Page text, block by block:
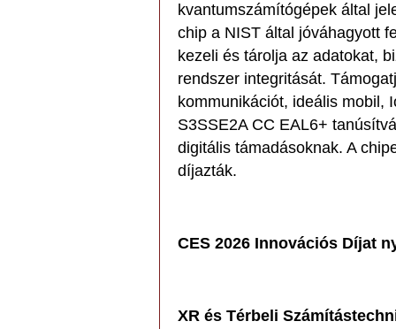
kvantumszámítógépek által
chip a NIST által jóváhagyott
kezeli és tárolja az adatokat,
rendszer integritását.
kommunikációt, ideális mobil,
S3SSE2A CC EAL6+
digitális támadásoknak. A
díjazták.
CES 2026 Innovációs Díjat
XR és Térbeli